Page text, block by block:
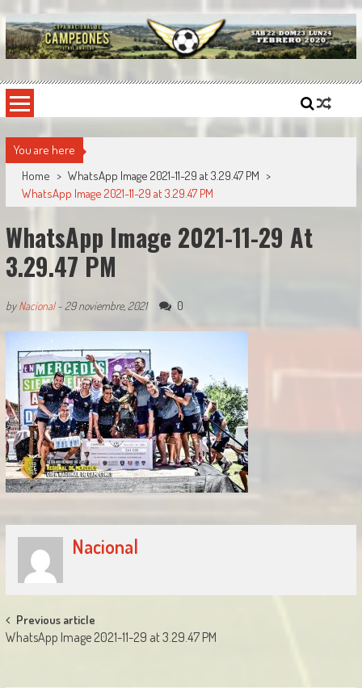
to
content
Copa Nacional de Campeones
El torneo semestral que reúne a los mejores equipos de fútbol sintético del país.
You are here
Home > WhatsApp Image 2021-11-29 at 3.29.47 PM >
WhatsApp Image 2021-11-29 at 3.29.47 PM
WhatsApp Image 2021-11-29 At
3.29.47 PM
byNacional- 29 noviembre, 2021 0
Nacional
Post
navigation
Previous article
WhatsApp Image 2021-11-29 at 3.29.47 PM